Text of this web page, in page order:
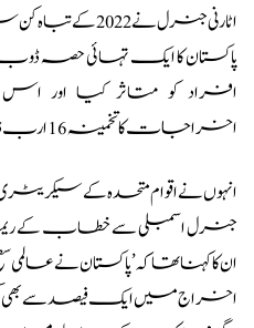
اٹارنی جنرل نے
افراد کو متاثر کیا اور
اخراجات کا تخمینہ 16 ارب ڈالر سے تجاوز کر گیا۔
جنرل اسمبلی سے خطاب کے
ان کا کہنا تھا کہ ’پاکستان نے
اخراج میں ایک فیصد سے بھی